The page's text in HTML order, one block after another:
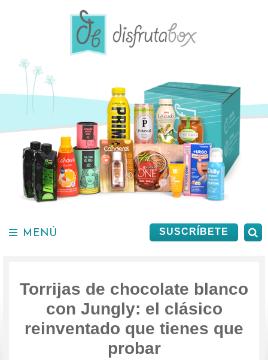
SUSCRÍBETE
MENÚ
Torrijas de chocolate blanco
con Jungly: el clásico
reinventado que tienes que
probar